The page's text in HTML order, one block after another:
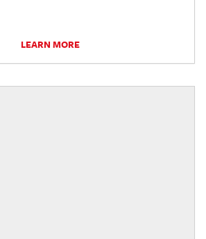
LEARN MORE